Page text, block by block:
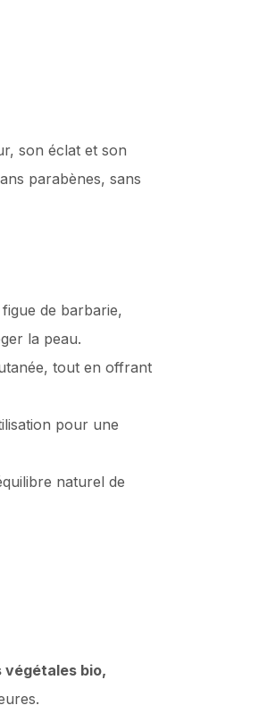
son éclat et son
parabènes, sans
de barbarie,
la peau.
tout en offrant
pour une
naturel de
végétales bio,